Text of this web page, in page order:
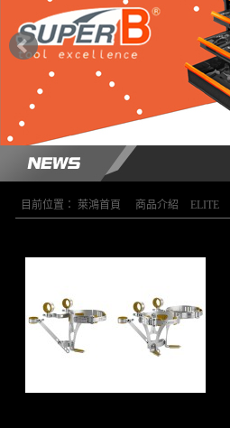
目前位置： 萊鴻首頁 商品介紹 ELITE